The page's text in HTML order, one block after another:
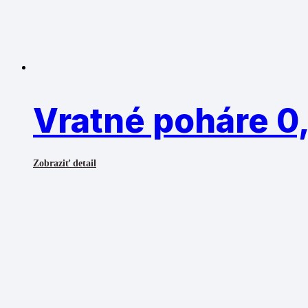
Vratné poháre
Zobraziť detail